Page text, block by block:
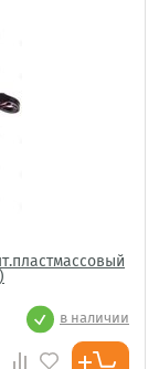
в наличии